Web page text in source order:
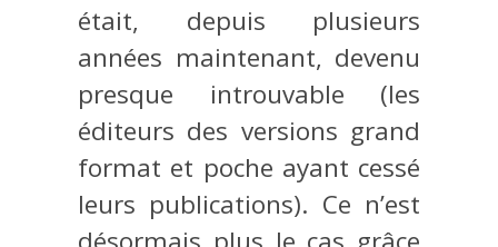
était, depuis plusieurs
années maintenant, devenu
presque introuvable (les
éditeurs des versions grand
format et poche ayant cessé
leurs publications). Ce n’est